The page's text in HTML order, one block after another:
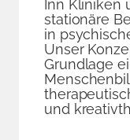
Inn Kliniken
stationäre
in
Unser
Grundlage
und